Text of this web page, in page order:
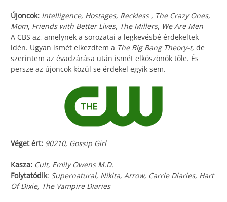
Újoncok: Intelligence, Hostages, Reckless , The Crazy Ones,
Mom, Friends with Better Lives, The Millers, We Are Men
A CBS az, amelynek a sorozatai a legkevésbé érdekeltek
idén. Ugyan ismét elkezdtem a The Big Bang Theory-t, de
szerintem az évadzárása után ismét elköszönök tőle. És
persze az újoncok közül se érdekel egyik sem.
Véget ért: 90210, Gossip Girl
Kasza: Cult, Emily Owens M.D.
Folytatódik: Supernatural, Nikita, Arrow, Carrie Diaries, Hart
Of Dixie, The Vampire Diaries